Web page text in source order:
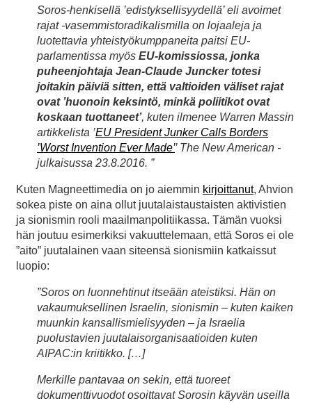
Soros-henkisellä ’edistyksellisyydellä’ eli avoimet
rajat -vasemmistoradikalismilla on lojaaleja ja
luotettavia yhteistyökumppaneita paitsi EU-
parlamentissa myös EU-komissiossa, jonka
puheenjohtaja Jean-Claude Juncker totesi
joitakin päiviä sitten, että valtioiden väliset rajat
ovat ’huonoin keksintö, minkä poliitikot ovat
koskaan tuottaneet’, kuten ilmenee Warren Massin
artikkelista ’EU President Junker Calls Borders
’Worst Invention Ever Made’’ The New American -
julkaisussa 23.8.2016. ”
Kuten Magneettimedia on jo aiemmin kirjoittanut, Ahvion
sokea piste on aina ollut juutalaistaustaisten aktivistien
ja sionismin rooli maailmanpolitiikassa. Tämän vuoksi
hän joutuu esimerkiksi vakuuttelemaan, että Soros ei ole
”aito” juutalainen vaan siteensä sionismiin katkaissut
luopio:
”Soros on luonnehtinut itseään ateistiksi. Hän on
vakaumuksellinen Israelin, sionismin – kuten kaiken
muunkin kansallismielisyyden – ja Israelia
puolustavien juutalaisorganisaatioiden kuten
AIPAC:in kriitikko. […]
Merkille pantavaa on sekin, että tuoreet
dokumenttivuodot osoittavat Sorosin käyvän useilla